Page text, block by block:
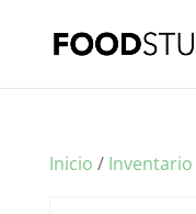
Inicio / Inventario